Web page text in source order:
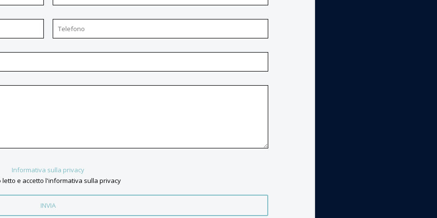
Informativa sulla privacy
letto e accetto l'informativa sulla privacy